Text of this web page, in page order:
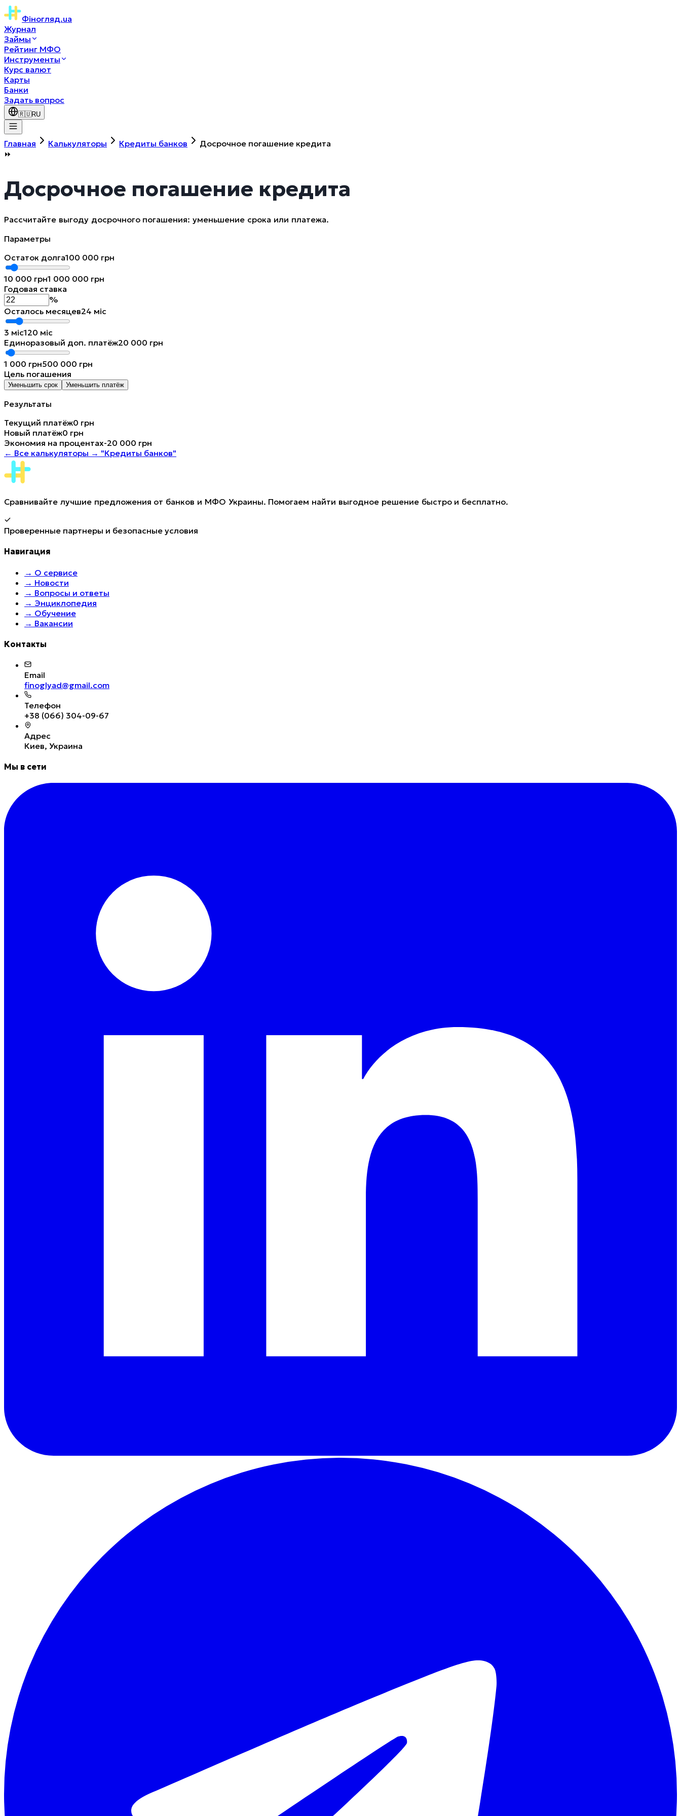
Фіногляд.ua
Журнал
Займы
Рейтинг МФО
Инструменты
Курс валют
Карты
Банки
Задать вопрос
🇷🇺RU
Главная Калькуляторы Кредиты банков
Досрочное погашение кредита
⏩
Досрочное погашение кредита
Рассчитайте выгоду досрочного погашения: уменьшение срока или платежа.
Параметры
Остаток долга100 000 грн
10 000 грн1 000 000 грн
Годовая ставка
%
Осталось месяцев24 міс
3 міс120 міс
Единоразовый доп. платёж20 000 грн
1 000 грн500 000 грн
Цель погашения
Уменьшить срок Уменьшить платёж
Результаты
Текущий платёж0 грн
Новый платёж0 грн
Экономия на процентах-20 000 грн
← Все калькуляторы → "Кредиты банков"
Сравнивайте лучшие предложения от банков и МФО Украины. Помогаем найти выгодное решение быстро и бесплатно.
Проверенные партнеры и безопасные условия
Навигация
→ О сервисе
→ Новости
→ Вопросы и ответы
→ Энциклопедия
→ Обучение
→ Вакансии
Контакты
Email
finoglyad@gmail.com
Телефон
+38 (066) 304-09-67
Адрес
Киев, Украина
Мы в сети